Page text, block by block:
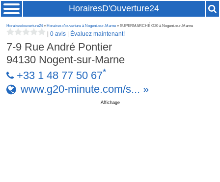
HorairesD'Ouverture24
Horairesdouverture24» Horaires d'ouverture à Nogent-sur-Marne » SUPERMARCHÉ G20 à Nogent-sur-Marne
|0 avis Évaluez maintenant!
7-9 Rue André Pontier
94130 Nogent-sur-Marne
+33 1 48 77 50 67*
www.g20-minute.com/s... »
Affichage